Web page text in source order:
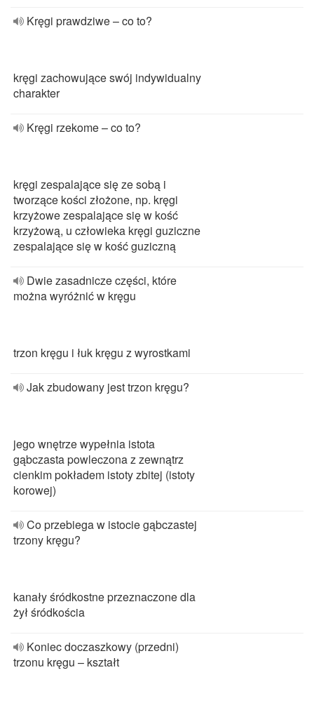
Kręgi prawdziwe – co to?
kręgi zachowujące swój indywidualny
charakter
Kręgi rzekome – co to?
kręgi zespalające się ze sobą i
tworzące kości złożone, np. kręgi
krzyżowe zespalające się w kość
krzyżową, u człowieka kręgi guziczne
zespalające się w kość guziczną
Dwie zasadnicze części, które
można wyróżnić w kręgu
trzon kręgu i łuk kręgu z wyrostkami
Jak zbudowany jest trzon kręgu?
jego wnętrze wypełnia istota
gąbczasta powleczona z zewnątrz
cienkim pokładem istoty zbitej (istoty
korowej)
Co przebiega w istocie gąbczastej
trzony kręgu?
kanały śródkostne przeznaczone dla
żył śródkościa
Koniec doczaszkowy (przedni)
trzonu kręgu – kształt